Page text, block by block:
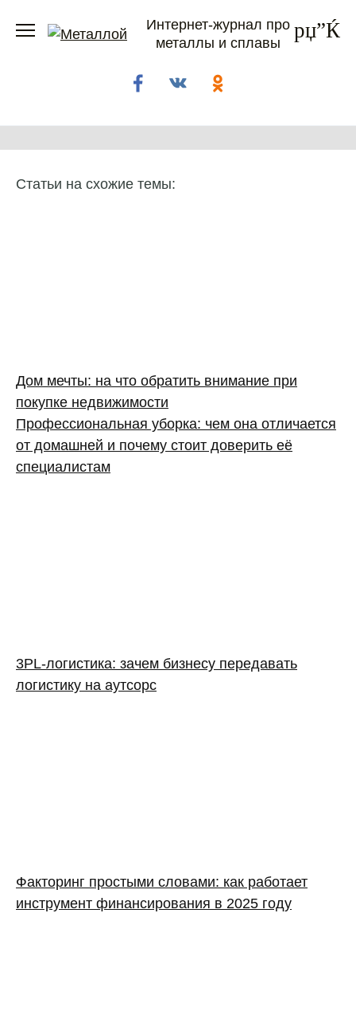
Интернет-журнал про
металлы и сплавы
Статьи на схожие темы:
Дом мечты: на что обратить внимание при
покупке недвижимости
Профессиональная уборка: чем она отличается
от домашней и почему стоит доверить её
специалистам
3PL‑логистика: зачем бизнесу передавать
логистику на аутсорс
Факторинг простыми словами: как работает
инструмент финансирования в 2025 году